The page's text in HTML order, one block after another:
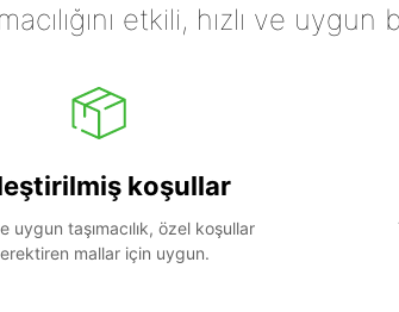
etkili, hızlı ve
koşullar
uygun taşımacılık, özel koşullar
mallar için uygun.